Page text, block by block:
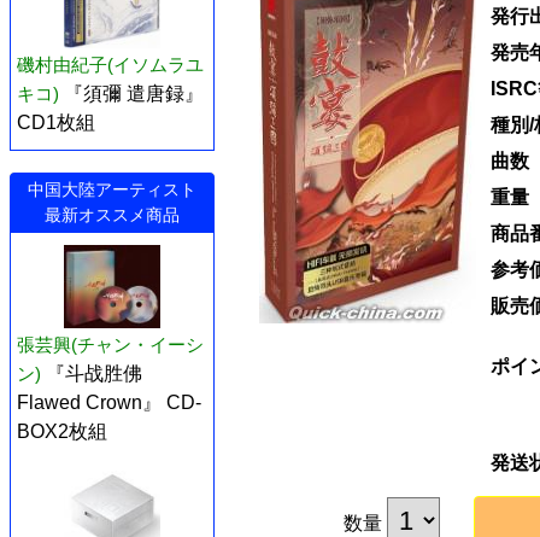
磯村由紀子(イソムラユ
キコ)
『須彌 遣唐録』
CD1枚組
中国大陸アーティスト
最新オススメ商品
張芸興(チャン・イーシ
ン)
『斗战胜佛
Flawed Crown』 CD-
BOX2枚組
発行
発売
種別/
曲数
重量
商品
参考
販売
ポイ
発送
数量